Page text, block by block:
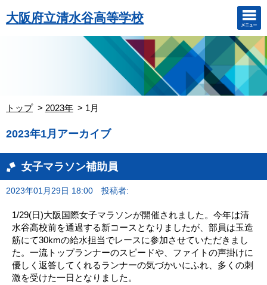
大阪府立清水谷高等学校
トップ 2023年 1月
2023年1月アーカイブ
女子マラソン補助員
2023年01月29日 18:00 投稿者:
1/29(日)大阪国際女子マラソンが開催されました。今年は清
水谷高校前を通過する新コースとなりましたが、部員は玉造
筋にて30kmの給水担当でレースに参加させていただきまし
た。一流トップランナーのスピードや、ファイトの声掛けに
優しく返答してくれるランナーの気づかいにふれ、多くの刺
激を受けた一日となりました。